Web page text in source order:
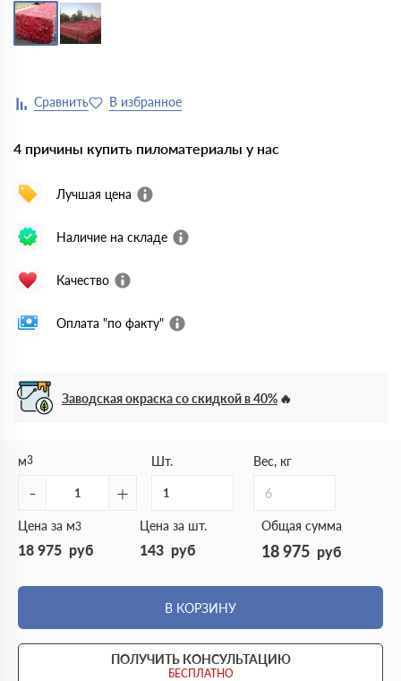
4 причины купить пиломатериалы у нас
Лучшая цена
Наличие на складе
Качество
Оплата "по факту"
Заводская окраска со скидкой в 40%
м3
- +
Шт. Вес, кг
6
Цена за м3
18 975 руб
Цена за шт.
143 руб
Общая сумма
18 975 руб
В КОРЗИНУ
ПОЛУЧИТЬ КОНСУЛЬТАЦИЮ
БЕСПЛАТНО